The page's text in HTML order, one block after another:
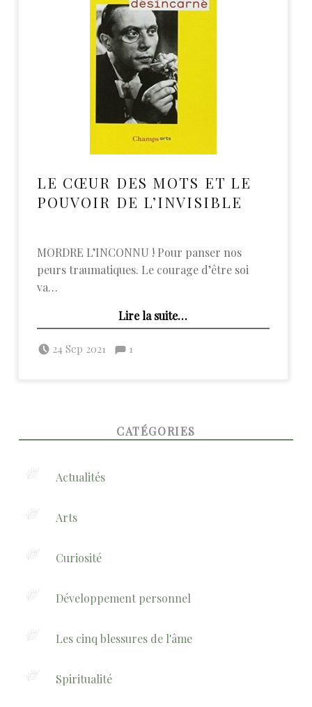
LE CŒUR DES MOTS ET LE
POUVOIR DE L’INVISIBLE
MORDRE L’INCONNU ! Pour panser nos
peurs traumatiques. Le courage d’être soi
va…
Lire la suite“Le cœur des mots et le pouvoir de l’invisible”
…
24 Sep 2021 admin Commentaires : %s1
CATÉGORIES
Actualités
Arts
Curiosité
Développement personnel
Les cinq blessures de l'âme
Spiritualité